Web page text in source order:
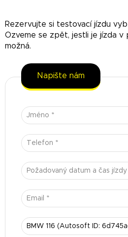
Rezervujte si testovací jízdu
Ozveme se zpět, jestli je jízda v
možná.
Napište nám